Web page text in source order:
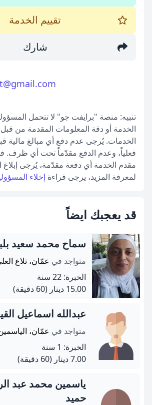
تقييم الخدمة
شارك
تنبيه: منصة "برايفت جو" لا تتحمل
الخدمة أو دقة المعلومات المقدمة من
الخدمات. يُرجى عدم دفع أي مبالغ مالية
فعلياً، وعدم الدفع مقدّماً تحت أي
مقدم الخدمة أي دفعة مقدّمة، يُرجى إبلاغ
لمعرفة المزيد، يرجى قراءة إخلاء
قد يعجبك ايضاً
سماح محمد سعيد
متواجد في عمّان، تلاع
الخبرة: 22 سنة
15.00 دينار
(60 دقيقة)
عبدالله اسماعيل
متواجد في عمّان،
الخبرة: 1 سنة
7.00 دينار
(60 دقيقة)
ياسمين محمد عبد
حميد